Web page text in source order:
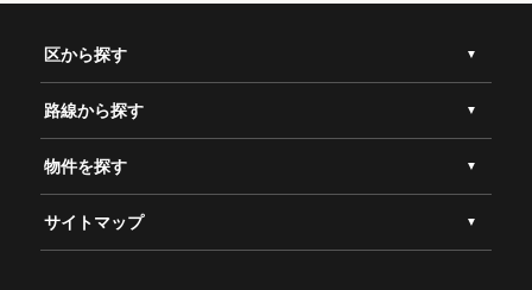
区から探す
路線から探す
物件を探す
サイトマップ